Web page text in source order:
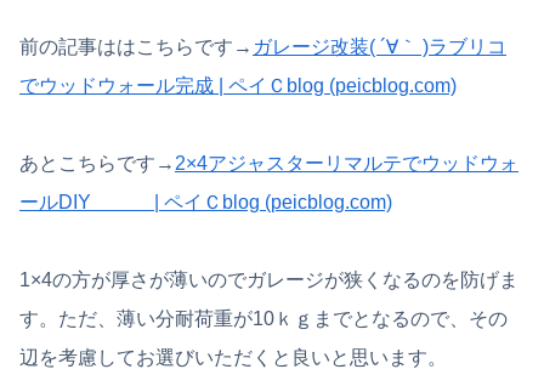
前の記事ははこちらです→ ガレージ改装( ´∀｀ )ラブリコ
でウッドウォール完成 | ペイＣblog (peicblog.com)
あとこちらです→ 2×4アジャスターリマルテでウッドウォ
ールDIY | ペイＣblog (peicblog.com)
1×4の方が厚さが薄いのでガレージが狭くなるのを防げま
す。ただ、薄い分耐荷重が10ｋｇまでとなるので、その
辺を考慮してお選びいただくと良いと思います。